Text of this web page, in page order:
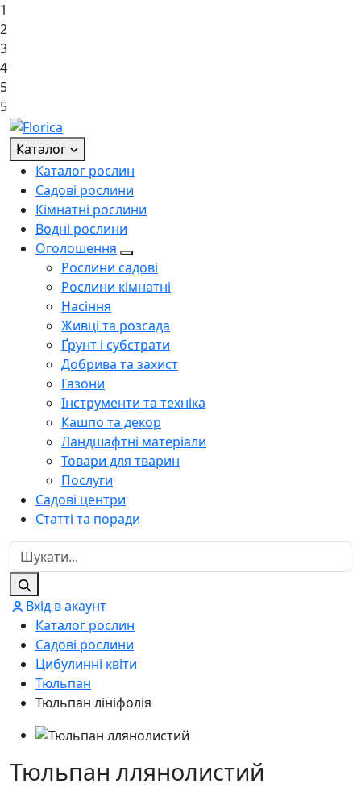
1
2
3
4
5
5
Каталог
Каталог рослин
Садові рослини
Кімнатні рослини
Водні рослини
Оголошення
Рослини садові
Рослини кімнатні
Насіння
Живці та розсада
Ґрунт і субстрати
Добрива та захист
Газони
Інструменти та техніка
Кашпо та декор
Ландшафтні матеріали
Товари для тварин
Послуги
Садові центри
Статті та поради
Вхід в акаунт
Каталог рослин
Садові рослини
Цибулинні квіти
Тюльпан
Тюльпан лініфолія
Тюльпан ллянолистий